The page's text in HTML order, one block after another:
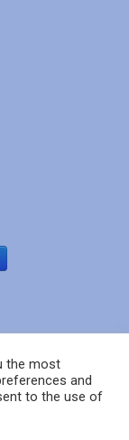
the most
and
to the use of